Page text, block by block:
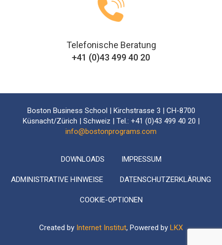
Telefonische Beratung
+41 (0)43 499 40 20
Boston Business School | Kirchstrasse 3 | CH-8700
Küsnacht/Zürich | Schweiz | Tel.: +41 (0)43 499 40 20 |
info@bostonprograms.com
DOWNLOADS IMPRESSUM
ADMINISTRATIVE HINWEISE DATENSCHUTZERKLÄRUNG
COOKIE-OPTIONEN
Created by Internet Institut, Powered by LKX